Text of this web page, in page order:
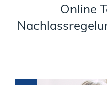
Online